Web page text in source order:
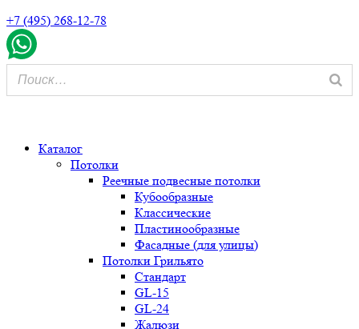
+7 (495) 268-12-78
Каталог
Потолки
Реечные подвесные потолки
Кубообразные
Классические
Пластинообразные
Фасадные (для улицы)
Потолки Грильято
Стандарт
GL-15
GL-24
Жалюзи